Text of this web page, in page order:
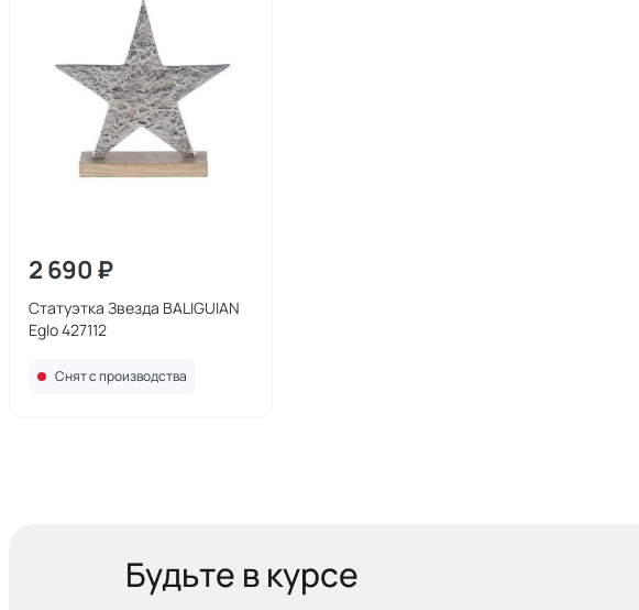
2 690 ₽
Статуэтка Звезда BALIGUIAN
Eglo 427112
Снят с производства
Будьте в курсе